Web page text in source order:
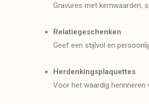
Gravures met kernwaarden,
Relatiegeschenken
Geef een stijlvol en
Herdenkingsplaquettes
Voor het waardig